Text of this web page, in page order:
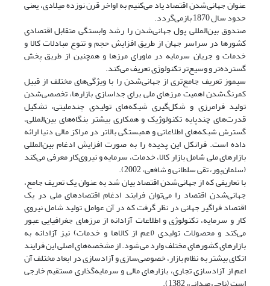
عنوان جهانی‌شدن اقتصاد یاد می‌کنیم به اواخر قرن نوزده میلادی، یعنی
حدود سال 1870 بازمی‌گردد.
صندوق بین‌المللی پول جهانی‌شدن را رشد وابستگی متقابل اقتصادی
کشورها در سراسر جهان از طریق افزایش حجم و تنوع مبادلات کالا و
خدمات و جریان سرمایه در ماورای مرزها و همچنین از طریق پخش
گسترده‌تر و وسیع‌تر تکنولوژی تعریف می‌کند.
سیموز تعریف جامع‌تری از جهانی‌شدن را با ویژگی‌های مختلف از قبیل
کمرنگ‌شدن اهمیت مرزهای ملی برای جداسازی بازارها، تخصصی‌شدن
تولید فرامرزی و شکل‌گیری شبکه‌های تولیدی چند‌ملیتی، تشکیل
قدرت‌های چند‌پایه تکنولوژیک و همکاری بیشتر بنگاه‌های بین‌المللی،
گسترش شبکه‌های اطلاعاتی و همبستگی بالاتر در مراکز مالی دنیا ارائه
داده است. فرانکل این پدیده را به صورت افزایش ادغام بین‌المللی
بازارهای ملی شامل بازار کالا، خدمات، سرمایه و نیروی‌کار معرفی می‌کند
(سلمان‌پور، تقی سلطانی و شافعی، 2002).
با تعاریفی که از جهانی‌شدن اقتصاد بیان شد به عنوان یک تعریف جامع،
جهانی‌شدن اقتصاد را می‌توان فرایند ادغام اقتصادهای ملی در یک
اقتصاد فراگیر جهانی در نظر گرفت که در آن عوامل تولید شامل نیروی
کار و سرمایه، تکنولوژی و اطلاعات آزادانه از مرزهای جغرافیایی عبور
می‌کند و محصولات تولیدی (اعم از کالاها و خدمات) نیز آزادانه به
بازارهای کشورهای مختلف وارد می‌شود. از مشخصه‌های اصلی این فرایند
اتکای بیشتر به نظام بازار، خصوصی‌سازی و آزاد‌سازی در ابعاد مختلف آن
اعم از آزادسازی تجاری، بازارهای مالی و سرمایه‌گذاری مستقیم خارجی